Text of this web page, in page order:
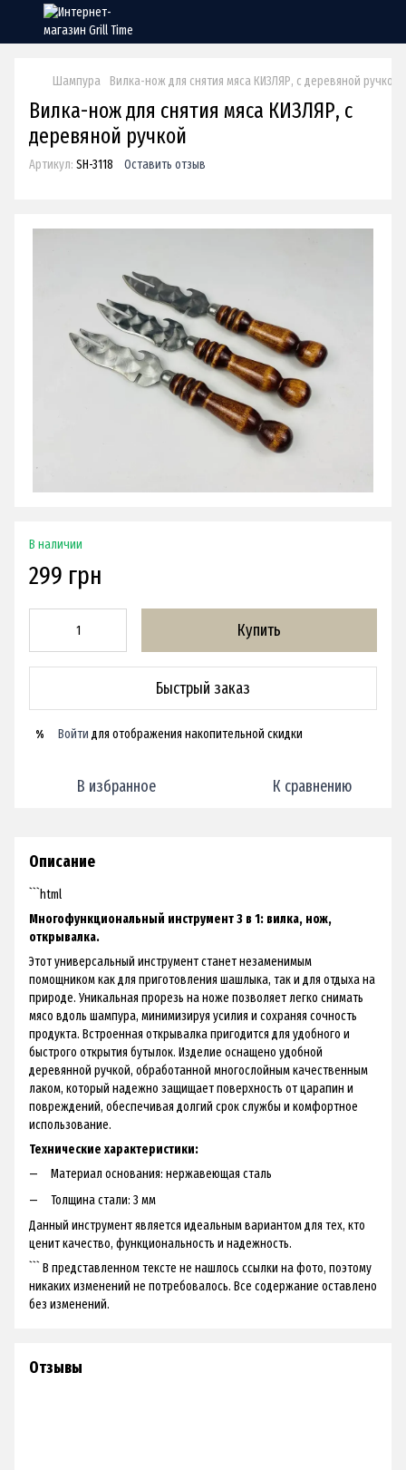
Шампура Вилка-нож для снятия мяса КИЗЛЯР, с деревяной ручкой
Вилка-нож для снятия мяса КИЗЛЯР, с
деревяной ручкой
Артикул: SH-3118 Оставить отзыв
В наличии
299 грн
Купить
Быстрый заказ
% Войти для отображения накопительной скидки
В избранное К сравнению
Описание
```html
Многофункциональный инструмент 3 в 1: вилка, нож,
открывалка.
Этот универсальный инструмент станет незаменимым
помощником как для приготовления шашлыка, так и для отдыха на
природе. Уникальная прорезь на ноже позволяет легко снимать
мясо вдоль шампура, минимизируя усилия и сохраняя сочность
продукта. Встроенная открывалка пригодится для удобного и
быстрого открытия бутылок. Изделие оснащено удобной
деревянной ручкой, обработанной многослойным качественным
лаком, который надежно защищает поверхность от царапин и
повреждений, обеспечивая долгий срок службы и комфортное
использование.
Технические характеристики:
Материал основания: нержавеющая сталь
Толщина стали: 3 мм
Данный инструмент является идеальным вариантом для тех, кто
ценит качество, функциональность и надежность.
``` В представленном тексте не нашлось ссылки на фото, поэтому
никаких изменений не потребовалось. Все содержание оставлено
без изменений.
Отзывы